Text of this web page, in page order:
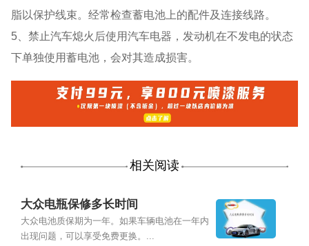
脂以保护线束。经常检查蓄电池上的配件及连接线路。
5、禁止汽车熄火后使用汽车电器，发动机在不发电的状态
下单独使用蓄电池，会对其造成损害。
相关阅读
大众电瓶保修多长时间
大众电池质保期为一年。如果车辆电池在一年内
出现问题，可以享受免费更换。...